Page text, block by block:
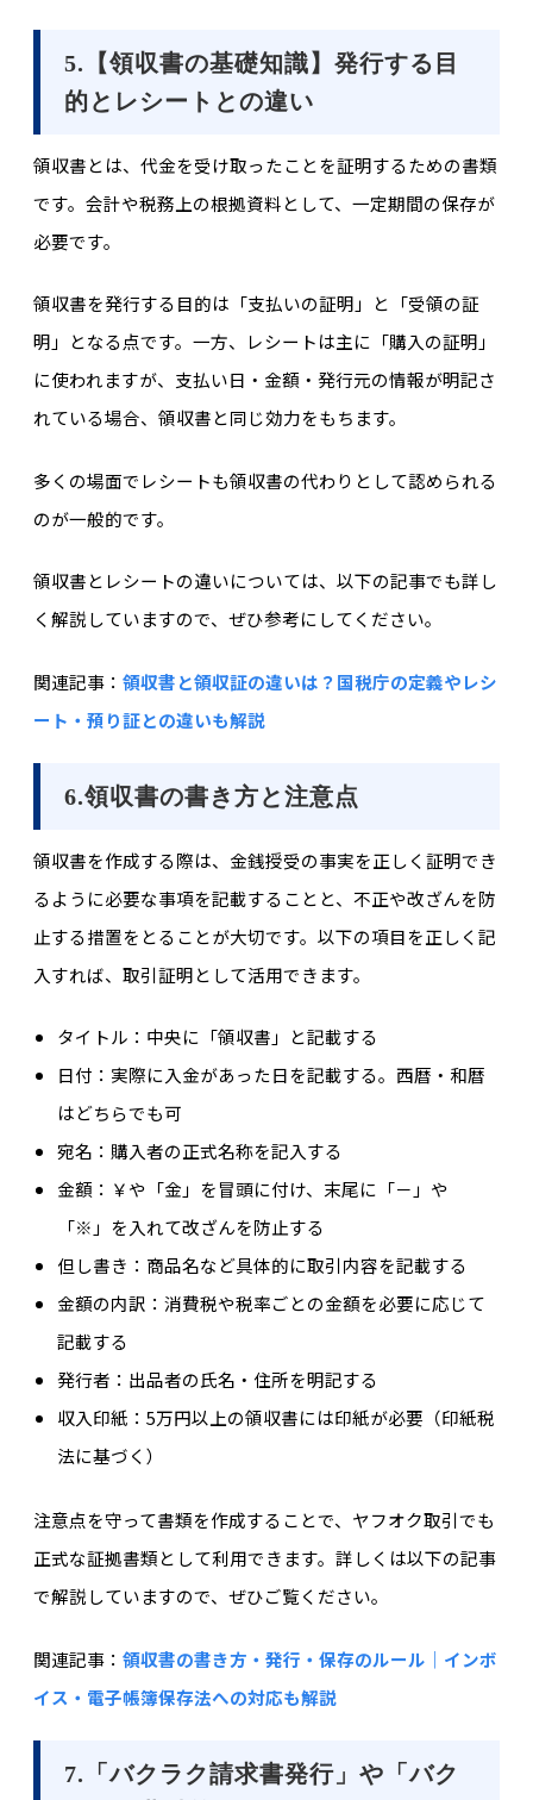
5.【領収書の基礎知識】発行する目
的とレシートとの違い
領収書とは、代金を受け取ったことを証明するための書類
です。会計や税務上の根拠資料として、一定期間の保存が
必要です。
領収書を発行する目的は「支払いの証明」と「受領の証
明」となる点です。一方、レシートは主に「購入の証明」
に使われますが、支払い日・金額・発行元の情報が明記さ
れている場合、領収書と同じ効力をもちます。
多くの場面でレシートも領収書の代わりとして認められる
のが一般的です。
領収書とレシートの違いについては、以下の記事でも詳し
く解説していますので、ぜひ参考にしてください。
関連記事： 領収書と領収証の違いは？国税庁の定義やレシ
ート・預り証との違いも解説
6.領収書の書き方と注意点
領収書を作成する際は、金銭授受の事実を正しく証明でき
るように必要な事項を記載することと、不正や改ざんを防
止する措置をとることが大切です。以下の項目を正しく記
入すれば、取引証明として活用できます。
タイトル：中央に「領収書」と記載する
日付：実際に入金があった日を記載する。西暦・和暦
はどちらでも可
宛名：購入者の正式名称を記入する
金額：￥や「金」を冒頭に付け、末尾に「－」や
「※」を入れて改ざんを防止する
但し書き：商品名など具体的に取引内容を記載する
金額の内訳：消費税や税率ごとの金額を必要に応じて
記載する
発行者：出品者の氏名・住所を明記する
収入印紙：5万円以上の領収書には印紙が必要（印紙税
法に基づく）
注意点を守って書類を作成することで、ヤフオク取引でも
正式な証拠書類として利用できます。詳しくは以下の記事
で解説していますので、ぜひご覧ください。
関連記事： 領収書の書き方・発行・保存のルール｜インボ
イス・電子帳簿保存法への対応も解説
7.「バクラク請求書発行」や「バク